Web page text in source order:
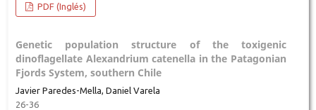
PDF (Inglés)
Genetic population structure of the toxigenic
dinoflagellate Alexandrium catenella in the Patagonian
Fjords System, southern Chile
Javier Paredes-Mella, Daniel Varela
26-36